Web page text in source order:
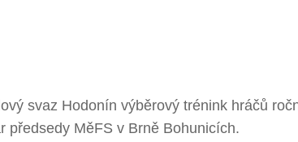
svaz Hodonín výběrový trénink hráčů
předsedy MěFS v Brně Bohunicích.